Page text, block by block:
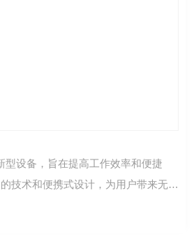
型设备，旨在提高工作效率和便捷
技术和便携式设计，为用户带来无与